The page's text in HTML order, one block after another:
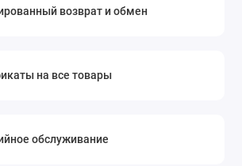
возврат и обмен
на все товары
обслуживание